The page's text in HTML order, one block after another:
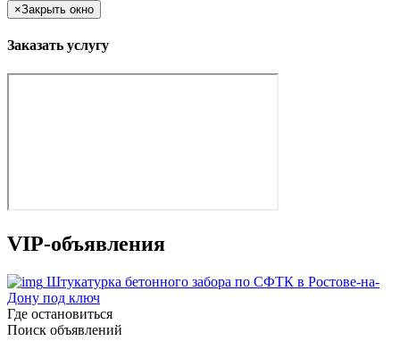
×Закрыть окно
Заказать услугу
VIP-объявления
Штукатурка бетонного забора по СФТК в Ростове-на-
Дону под ключ
Где остановиться
Поиск объявлений